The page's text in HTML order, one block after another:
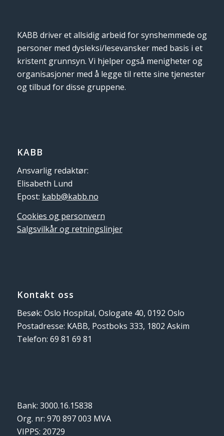
KABB driver et allsidig arbeid for synshemmede og
personer med dysleksi/lesevansker med basis i et
kristent grunnsyn. Vi hjelper også menigheter og
organisasjoner med å legge til rette sine tjenester
og tilbud for disse gruppene.
KABB
Ansvarlig redaktør:
Elisabeth Lund
Epost: kabb@kabb.no
Cookies og personvern
Salgsvilkår og retningslinjer
Kontakt oss
Besøk: Oslo Hospital, Oslogate 40, 0192 Oslo
Postadresse: KABB, Postboks 333, 1802 Askim
Telefon: 69 81 69 81
Bank: 3000.16.15838
Org. nr: 970 897 003 MVA
VIPPS: 20729